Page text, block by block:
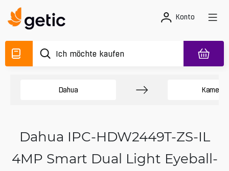
Konto
Dahua Kameras
Dahua IPC-HDW2449T-ZS-IL
4MP Smart Dual Light Eyeball-